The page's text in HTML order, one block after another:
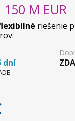
150 M EUR
riešenie
dní